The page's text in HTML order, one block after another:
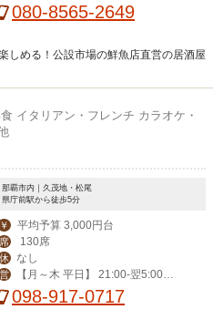
リンク22：30）金・土17:00-24:00
080-8565-2649
しめる！公設市場の鮮魚店直営の居酒屋
イタリアン・フレンチ カラオケ・
那覇市内｜久茂地・松尾
県庁前駅から徒歩5分
￥ 平均予算 3,000円台
席 130席
休 なし
営
【月～木 平日】 21:00-翌5:00
その他】19:00-翌6:00
098-917-0717